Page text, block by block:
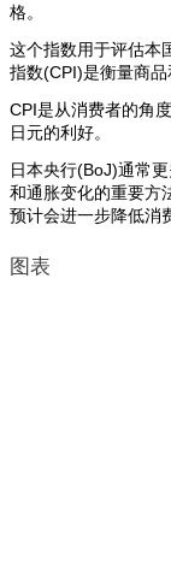
格。
这个指数用于评估本
指数(CPI)是衡量商品
CPI是从消费者的角
日元的利好。
日本央行(BoJ)通常
和通胀变化的重要方
预计会进一步降低消
图表